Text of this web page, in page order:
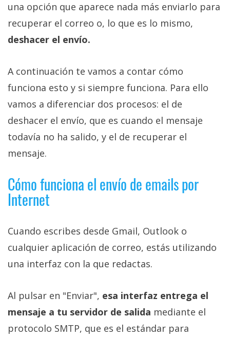
una opción que aparece nada más enviarlo para
recuperar el correo o, lo que es lo mismo,
deshacer el envío.
A continuación te vamos a contar cómo
funciona esto y si siempre funciona. Para ello
vamos a diferenciar dos procesos: el de
deshacer el envío, que es cuando el mensaje
todavía no ha salido, y el de recuperar el
mensaje.
Cómo funciona el envío de emails por
Internet
Cuando escribes desde Gmail, Outlook o
cualquier aplicación de correo, estás utilizando
una interfaz con la que redactas.
Al pulsar en "Enviar", esa interfaz entrega el
mensaje a tu servidor de salida mediante el
protocolo SMTP, que es el estándar para